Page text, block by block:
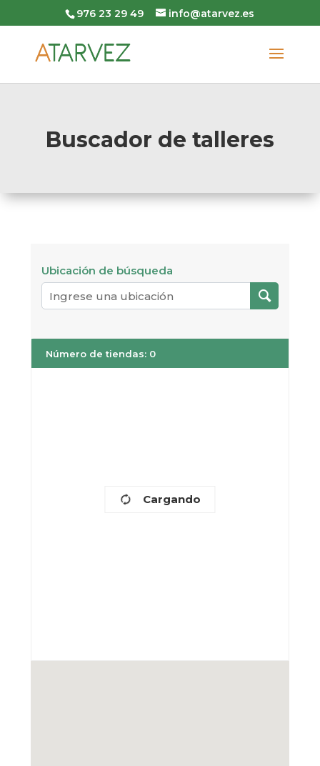
976 23 29 49 info@atarvez.es
Buscador de talleres
Ubicación de búsqueda
Cargando
Número de tiendas: 0